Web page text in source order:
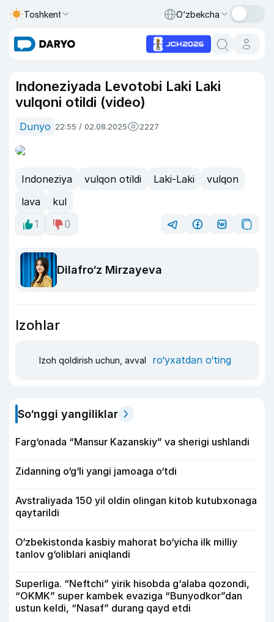
Toshkent O‘zbekcha
Indoneziyada Levotobi Laki Laki
vulqoni otildi (video)
Dunyo 22:55 / 02.08.2025 2227
Indoneziya vulqon otildi Laki-Laki
vulqon
lava
kul
1
0
Dilafro‘z Mirzayeva
Izohlar
Izoh qoldirish uchun, avval ro‘yxatdan o‘ting
So‘nggi yangiliklar
Farg‘onada “Mansur Kazanskiy” va sherigi ushlandi
Zidanning o‘g‘li yangi jamoaga o‘tdi
Avstraliyada 150 yil oldin olingan kitob kutubxonaga
qaytarildi
O‘zbekistonda kasbiy mahorat bo‘yicha ilk milliy
tanlov g‘oliblari aniqlandi
Superliga. “Neftchi” yirik hisobda g‘alaba qozondi,
“OKMK” super kambek evaziga “Bunyodkor”dan
ustun keldi, “Nasaf” durang qayd etdi